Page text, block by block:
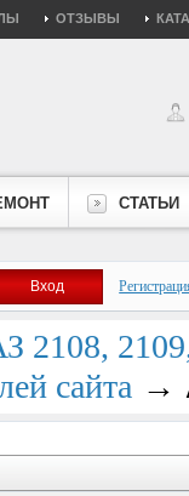
ОТЗЫВЫ
СТАТЬИ
2108,
сайта →